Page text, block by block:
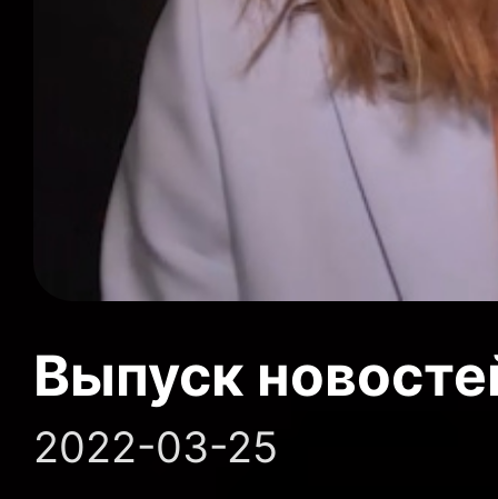
Выпуск
2022-03-25